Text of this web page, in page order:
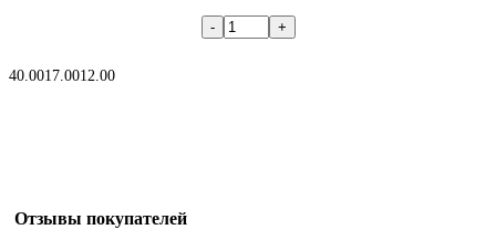
40.0017.0012.00
Отзывы покупателей